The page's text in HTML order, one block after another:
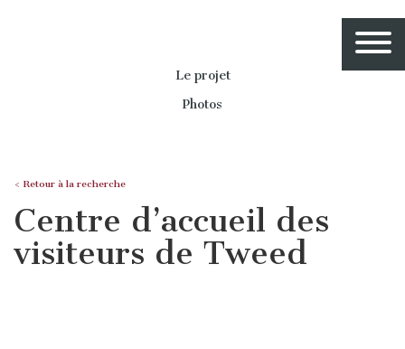
Le projet
Photos
< Retour à la recherche
Centre d’accueil des
visiteurs de Tweed